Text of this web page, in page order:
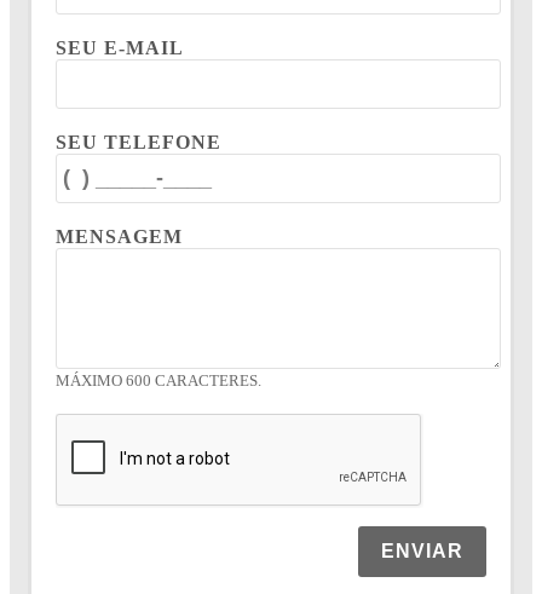
SEU E-MAIL
SEU TELEFONE
MENSAGEM
MÁXIMO 600 CARACTERES.
ENVIAR